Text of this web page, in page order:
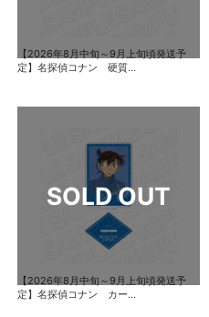
【2026年8月中旬～9月上旬頃発送予
定】名探偵コナン 硬質...
【2026年8月中旬～9月上旬頃発送予
定】名探偵コナン カー...